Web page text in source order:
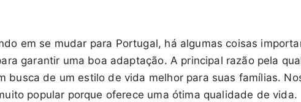
em se mudar para Portugal, há algumas coisas
garantir uma boa adaptação. A principal razão pela
busca de um estilo de vida melhor para suas famílias.
popular porque oferece uma ótima qualidade de vida.